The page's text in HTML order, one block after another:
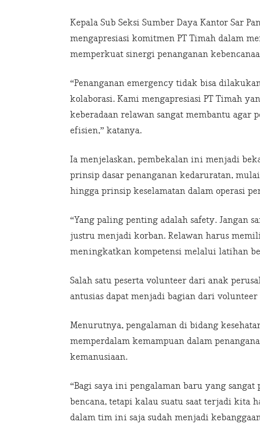
Kepala Sub Seksi Sumber Daya Kantor Sar
mengapresiasi komitmen PT Timah dalam
memperkuat sinergi penanganan
“Penanganan emergency tidak bisa
kolaborasi. Kami mengapresiasi PT Timah
keberadaan relawan sangat membantu agar
efisien,” katanya.
Ia menjelaskan, pembekalan ini menjadi
prinsip dasar penanganan kedaruratan,
hingga prinsip keselamatan dalam operasi
“Yang paling penting adalah safety. Jangan
justru menjadi korban. Relawan harus
meningkatkan kompetensi melalui latihan
Salah satu peserta volunteer dari anak
antusias dapat menjadi bagian dari volunteer
Menurutnya, pengalaman di bidang
memperdalam kemampuan dalam
kemanusiaan.
“Bagi saya ini pengalaman baru yang
bencana, tetapi kalau suatu saat terjadi kita
dalam tim ini saja sudah menjadi